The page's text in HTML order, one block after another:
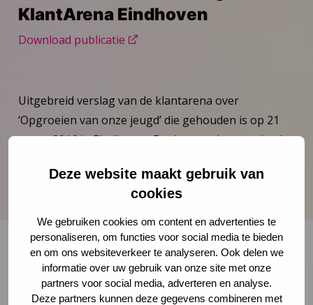
Deze website maakt gebruik van
cookies
We gebruiken cookies om content en advertenties te
personaliseren, om functies voor social media te bieden
en om ons websiteverkeer te analyseren. Ook delen we
informatie over uw gebruik van onze site met onze
partners voor social media, adverteren en analyse.
Deze partners kunnen deze gegevens combineren met
KlantArena Eindhoven
Download publicatie
Uitgebreid verslag van de klantarena over
‘Opgroeien van onze jeugd’ die gehouden is op 21
maart 2016 in Eindhoven. Deelnemende organisaties
Oost, ZuidZorg en de Zorgboog.
Onze nieuwsbrief ontvangen?